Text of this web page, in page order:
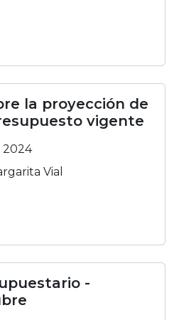
la proyección de
vigente
2024
Vial
-